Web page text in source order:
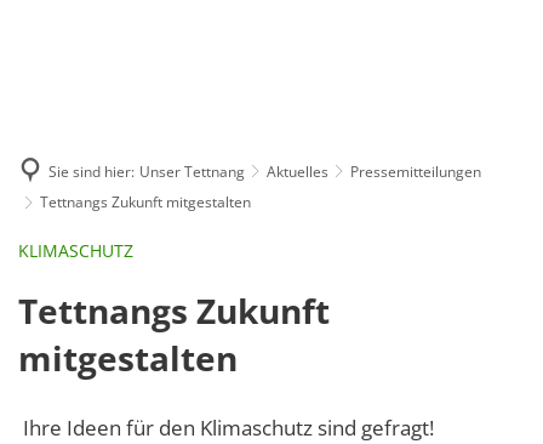
Sie sind hier: Unser Tettnang Aktuelles
Pressemitteilungen
Tettnangs Zukunft mitgestalten
KLIMASCHUTZ
Tettnangs Zukunft
mitgestalten
Ihre Ideen für den Klimaschutz sind gefragt!